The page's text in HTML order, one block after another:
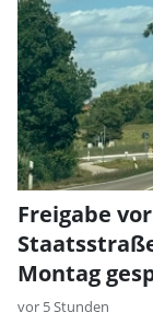
Freigabe
Montag
vor 5 Stunden